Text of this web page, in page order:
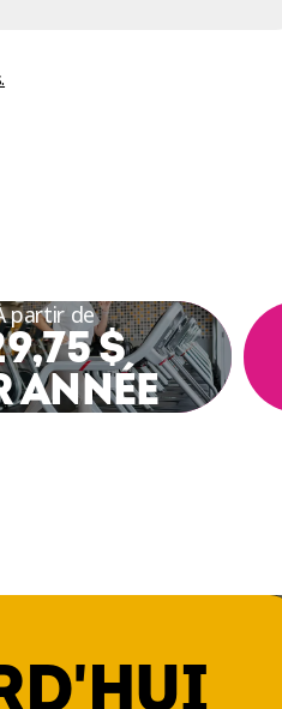
partir de
$
ANNÉE